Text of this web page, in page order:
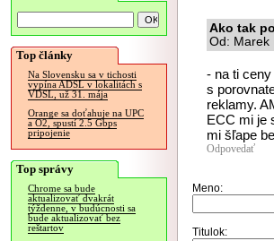
Top články
Na Slovensku sa v tichosti
vypína ADSL v lokalitách s
VDSL, už 31. mája
Orange sa doťahuje na UPC
a O2, spustí 2.5 Gbps
pripojenie
Top správy
Chrome sa bude
aktualizovať dvakrát
týždenne, v budúcnosti sa
bude aktualizovať bez
reštartov
Ako tak
Od: Marek
- na ti
s
reklamy.
ECC mi je
mi šľape
Odpovedať
Meno:
Titulok: